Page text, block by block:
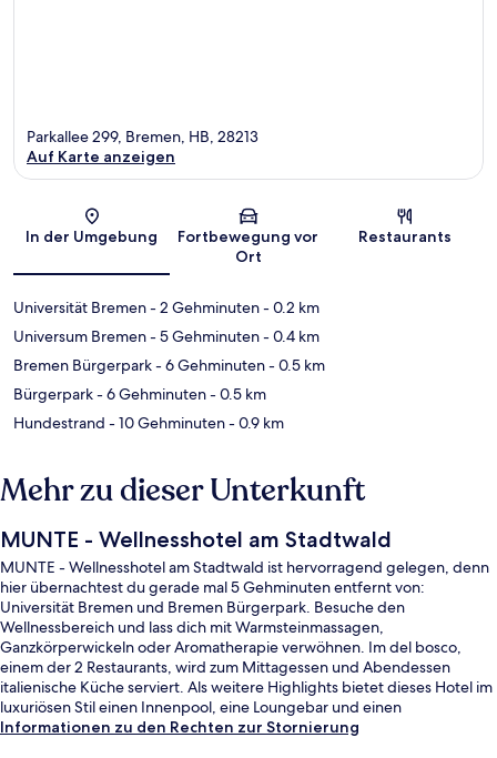
Karte
Parkallee 299, Bremen, HB, 28213
Auf Karte anzeigen
In der Umgebung
Fortbewegung vor
Ort
Restaurants
Universität Bremen- 2 Gehminuten- 0.2 km
Universum Bremen- 5 Gehminuten- 0.4 km
Bremen Bürgerpark- 6 Gehminuten- 0.5 km
Bürgerpark- 6 Gehminuten- 0.5 km
Hundestrand - 10 Gehminuten- 0.9 km
Mehr zu dieser Unterkunft
MUNTE - Wellnesshotel am Stadtwald
MUNTE - Wellnesshotel am Stadtwald ist hervorragend gelegen, denn
hier übernachtest du gerade mal 5 Gehminuten entfernt von:
Universität Bremen und Bremen Bürgerpark. Besuche den
Wellnessbereich und lass dich mit Warmsteinmassagen,
Ganzkörperwickeln oder Aromatherapie verwöhnen. Im del bosco,
einem der 2 Restaurants, wird zum Mittagessen und Abendessen
italienische Küche serviert. Als weitere Highlights bietet dieses Hotel im
luxuriösen Stil einen Innenpool, eine Loungebar und einen
Fitnessbereich.
Informationen zu den Rechten zur Stornierung